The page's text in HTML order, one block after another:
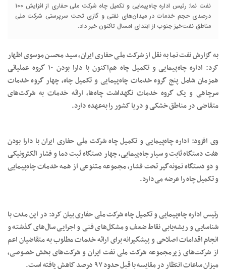
نفت نما: رئیس اداره چاه‌پیمایی و تکمیل چاه شرکت ملی حفاری از افزایش ۱۰۰
درصدی حجم خدمات در میدان‌های نفتی و گازی تحت سرپرستی شرکت ملی
مناطق نفت‌خیز جنوب از ابتدای امسال تاکنون خبر داد.
به گزارش نفت نما به نقل از شرکت ملی حفاری ایران، سید محسن موسوی اظهار
کرد: اداره چاه‌پیمایی و تکمیل چاه هم‌اکنون با دارا بودن ۱۰ گروه عملیاتی
همزمان شامل پنج گروه خدمات چاه‌پیمایی و تکمیل چاه، چهار گروه خدمات
سرچاهی و یک گروه خدمات نگهداشت چاه‌ها، ارائه خدمات به شرکت‌های
متقاضی در مناطق خشکی و دریا کشور را به‌عهده دارد.
وی افزود: اداره چاه‌پیمایی و تکمیل چاه شرکت ملی حفاری ایران با دارا بودن
هفت دستگاه ثابت و سیار چاه‌پیمایی، چهار دستگاه ثبت دما و فشار الکترونیکی
و دو دستگاه نمونه‌گیر تحت‌ فشار، مجموعه متنوعی از همه خدمات چاه‌پیمایی
و تکمیل چاه را عرضه می‌دارد.
رئیس اداره چاه‌پیمایی و تکمیل چاه شرکت ملی حفاری بیان کرد: در این مدت با
شناسایی و ریشه‌یابی نقاط ضعف و مشکل‌های فنی و اجرایی سال‌های گذشته و
انجام اقدامات اصلاحی و پیشگیرانه برای ارائه خدمات مطلوب به متقاضیان اعم
از شرکت‌های زیرمجموعه شرکت ملی نفت ایران و شرکت‌های بخش خصوصی،
میزان ساعات انتظار در مقایسه با قبل حدود ۹۷ درصد کاهش یافته است.